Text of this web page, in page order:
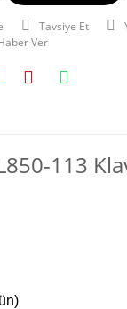
Tavsiye Et
Ver
113